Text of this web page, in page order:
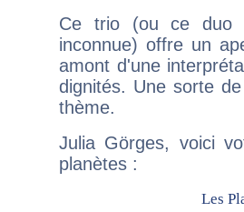
Ce trio (ou ce duo
inconnue) offre un
amont d'une
dignités. Une sorte
thème.
Julia Görges, voici
planètes :